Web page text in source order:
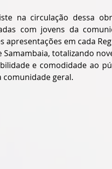
na circulação dessa
com jovens da
apresentações em cada
Samambaia, totalizando
e comodidade ao
comunidade geral.